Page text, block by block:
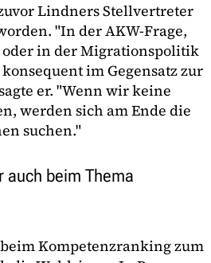
Lindners Stellvertreter
"In der AKW-Frage,
oder in der Migrationspolitik
im Gegensatz zur
er. "Wenn wir keine
werden sich am Ende die
suchen."
auch beim Thema
Kompetenzranking zum